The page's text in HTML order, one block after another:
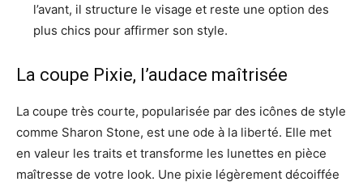
l’avant, il structure le visage et reste une option des
plus chics pour affirmer son style.
La coupe Pixie, l’audace maîtrisée
La coupe très courte, popularisée par des icônes de style
comme Sharon Stone, est une ode à la liberté. Elle met
en valeur les traits et transforme les lunettes en pièce
maîtresse de votre look. Une pixie légèrement décoiffée